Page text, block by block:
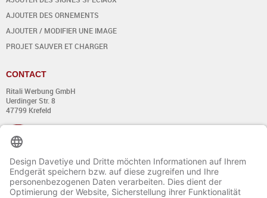
AJOUTER DES ORNEMENTS
AJOUTER / MODIFIER UNE IMAGE
PROJET SAUVER ET CHARGER
CONTACT
Ritali Werbung GmbH
Uerdinger Str. 8
47799 Krefeld
+49 (0) 21 51 - 7 633 633
Du lundi au jeudi:
de 8:00 - 13:00
et de 14:00 - 17:00 heures